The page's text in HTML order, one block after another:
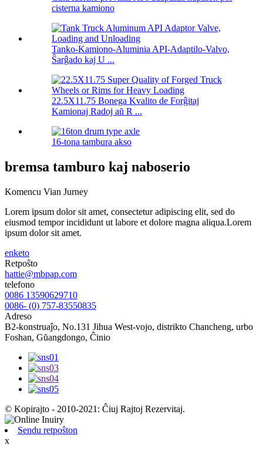
cisterna kamiono
Tanko-Kamiono-Aluminia API-Adaptilo-Valvo,
Ŝarĝado kaj U ...
22.5X11.75 Bonega Kvalito de Forĝitaj
Kamionaj Radoj aŭ R ...
16-tona tambura akso
bremsa tamburo kaj naboserio
Komencu Vian Jurney
Lorem ipsum dolor sit amet, consectetur adipiscing elit, sed do
eiusmod tempor incididunt ut labore et dolore magna aliqua.Lorem
ipsum dolor sit amet.
enketo
Retpoŝto
hattie@mbpap.com
telefono
0086 13590629710
0086- (0) 757-83550835
Adreso
B2-konstruaĵo, No.131 Jihua West-vojo, distrikto Chancheng, urbo
Foshan, Gŭangdongo, Ĉinio
© Kopirajto - 2010-2021: Ĉiuj Rajtoj Rezervitaj.
Sendu retpoŝton
x